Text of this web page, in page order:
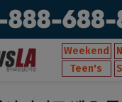
Weekend
Teen's